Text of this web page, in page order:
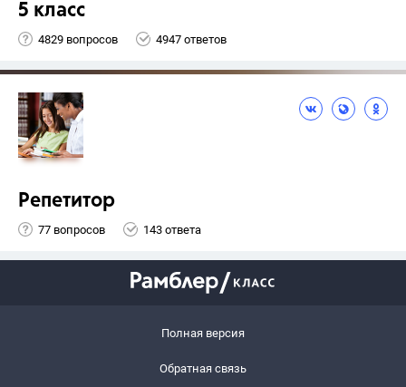
5 класс
4829 вопросов 4947 ответов
Репетитор
77 вопросов 143 ответа
Полная версия
Обратная связь